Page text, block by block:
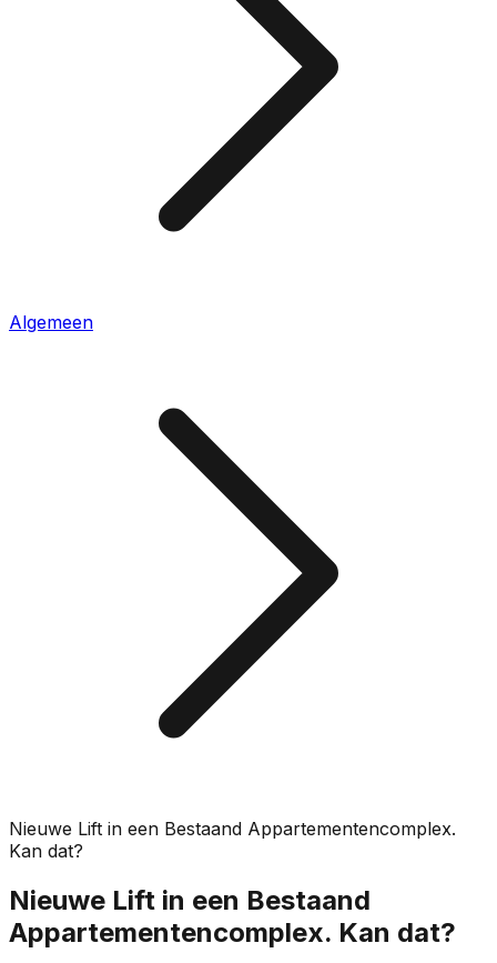
Algemeen
Nieuwe Lift in een Bestaand Appartementencomplex.
Kan dat?
Nieuwe Lift in een Bestaand
Appartementencomplex. Kan dat?